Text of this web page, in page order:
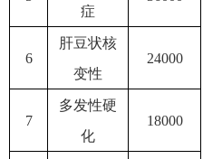
症
6
肝豆状核
变性
24000
7
多发性硬
化
18000